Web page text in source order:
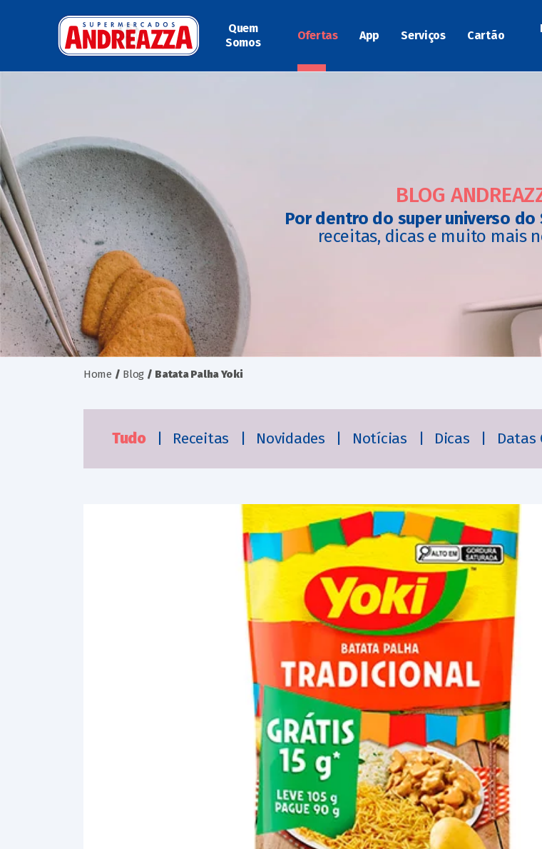
Quem
Somos
Ofertas App Serviços Cartão
BLOG
Por dentro do super universo do
receitas, dicas e muito mais
Home / Blog / Batata Palha Yoki
Tudo | Receitas | Novidades | Notícias | Dicas | Datas